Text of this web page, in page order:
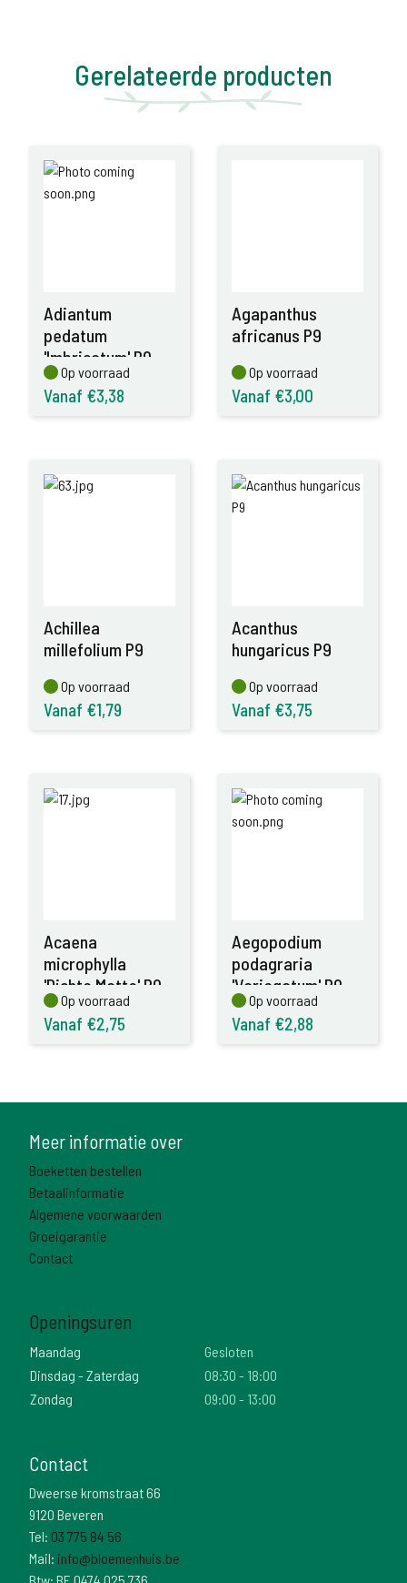
Gerelateerde producten
Adiantum
pedatum
'Imbricatum' P9
Op voorraad
Op voorraad
Vanaf €3,38
Agapanthus
africanus P9
Op voorraad
Op voorraad
Vanaf €3,00
Achillea
millefolium P9
Op voorraad
Op voorraad
Vanaf €1,79
Acanthus
hungaricus P9
Op voorraad
Op voorraad
Vanaf €3,75
Acaena
microphylla
'Dichte Matte' P9
Op voorraad
Op voorraad
Vanaf €2,75
Aegopodium
podagraria
'Variegatum' P9
Op voorraad
Op voorraad
Vanaf €2,88
Meer informatie over
Boeketten bestellen
Betaalinformatie
Algemene voorwaarden
Groeigarantie
Contact
Openingsuren
Maandag
Gesloten
Dinsdag - Zaterdag
08:30 - 18:00
Zondag
09:00 - 13:00
Contact
Dweerse kromstraat 66
9120 Beveren
Tel: 03 775 84 56
Mail: info@bloemenhuis.be